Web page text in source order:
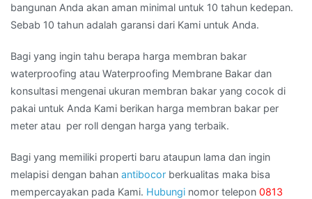
bangunan Anda akan aman minimal untuk 10 tahun kedepan.
Sebab 10 tahun adalah garansi dari Kami untuk Anda.
Bagi yang ingin tahu berapa harga membran bakar
waterproofing atau Waterproofing Membrane Bakar dan
konsultasi mengenai ukuran membran bakar yang cocok di
pakai untuk Anda Kami berikan harga membran bakar per
meter atau per roll dengan harga yang terbaik.
Bagi yang memiliki properti baru ataupun lama dan ingin
melapisi dengan bahan antibocor berkualitas maka bisa
mempercayakan pada Kami. Hubungi nomor telepon 0813